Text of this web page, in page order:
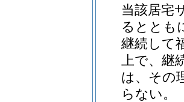
当該居宅
るととも
継続して
上で、継
は、その
らない。